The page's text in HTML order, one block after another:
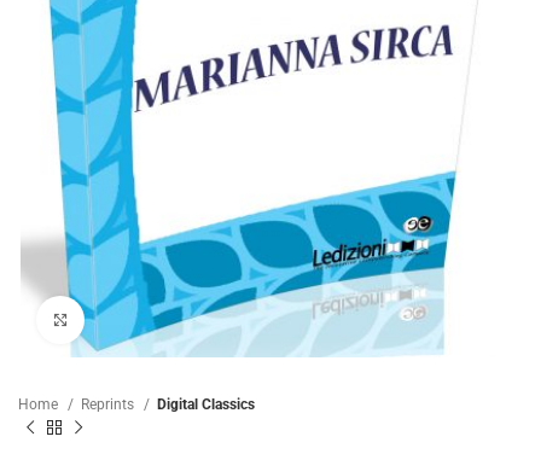
Clicca per ampliare
Home Reprints Digital Classics